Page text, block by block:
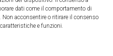
dati come il comportamento di
acconsentire o ritirare il consenso
e funzioni.